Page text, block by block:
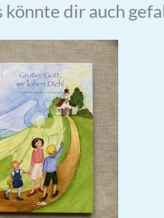
könnte dir auch